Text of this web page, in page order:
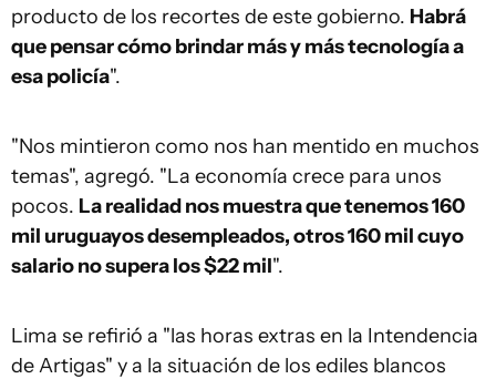
producto de los recortes de este gobierno. Habrá
que pensar cómo brindar más y más tecnología a
esa policía".
"Nos mintieron como nos han mentido en muchos
temas", agregó. "La economía crece para unos
pocos. La realidad nos muestra que tenemos 160
mil uruguayos desempleados, otros 160 mil cuyo
salario no supera los $22 mil".
Lima se refirió a "las horas extras en la Intendencia
de Artigas" y a la situación de los ediles blancos